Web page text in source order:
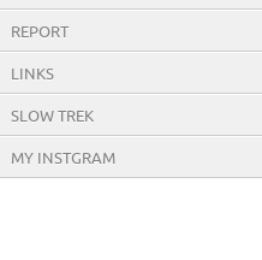
REPORT
LINKS
SLOW TREK
MY INSTGRAM